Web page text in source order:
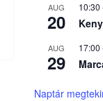
AUG
20
10:30
AUG
29
17:00
Naptár